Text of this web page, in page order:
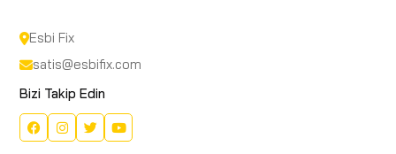
Esbi Fix
satis@esbifix.com
Bizi Takip Edin